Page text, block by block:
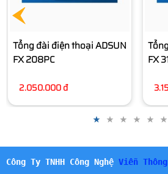
Tổng đài điện thoại ADSUN
FX 312PC
3.150.000 đ
Công Ty TNHH Công Nghệ Viễn Thông